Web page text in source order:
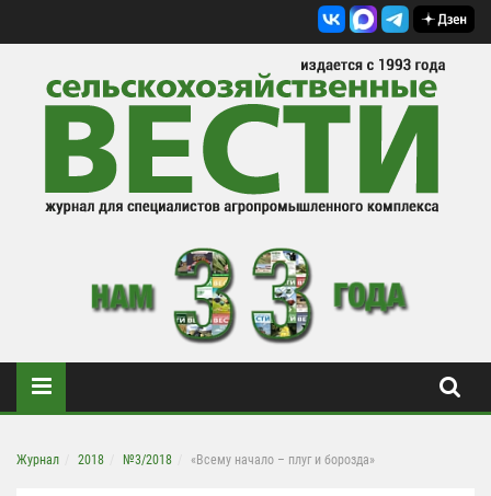
Журнал 2018 №3/2018 «Всему начало – плуг и борозда»